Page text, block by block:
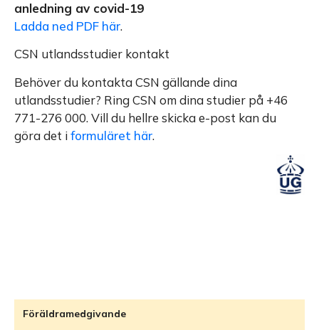
anledning av covid-19
Ladda ned PDF här.
CSN utlandsstudier kontakt
Behöver du kontakta CSN gällande dina
utlandsstudier? Ring CSN om dina studier på +46
771-276 000. Vill du hellre skicka e-post kan du
göra det iformuläret här.
Föräldramedgivande